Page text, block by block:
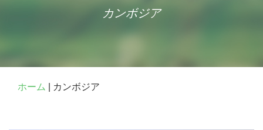
お問い合わせ
カンボジア
ホーム カンボジア